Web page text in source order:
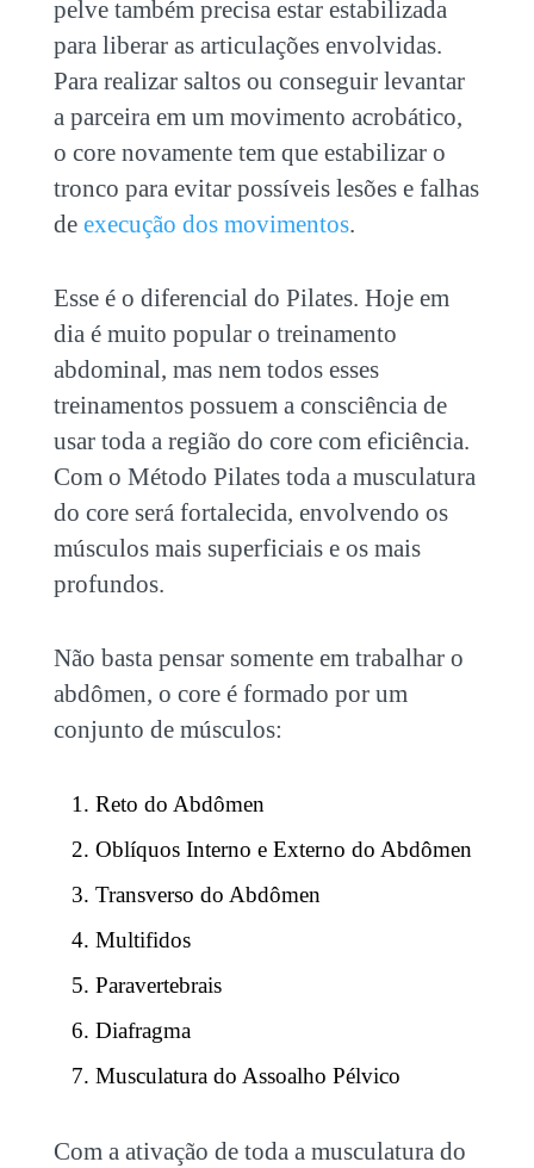
pelve também precisa estar estabilizada
para liberar as articulações envolvidas.
Para realizar saltos ou conseguir levantar
a parceira em um movimento acrobático,
o core novamente tem que estabilizar o
tronco para evitar possíveis lesões e falhas
de execução dos movimentos.
Esse é o diferencial do Pilates. Hoje em
dia é muito popular o treinamento
abdominal, mas nem todos esses
treinamentos possuem a consciência de
usar toda a região do core com eficiência.
Com o Método Pilates toda a musculatura
do core será fortalecida, envolvendo os
músculos mais superficiais e os mais
profundos.
Não basta pensar somente em trabalhar o
abdômen, o core é formado por um
conjunto de músculos:
Reto do Abdômen
Oblíquos Interno e Externo do Abdômen
Transverso do Abdômen
Multifidos
Paravertebrais
Diafragma
Musculatura do Assoalho Pélvico
Com a ativação de toda a musculatura do